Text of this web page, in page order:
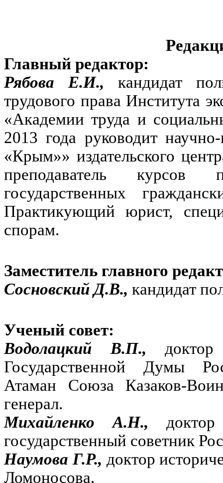
Главный редактор:
Рябова Е.И., кандидат
трудового права Института
«Академии труда и
2013 года руководит
«Крым»» издательского
преподаватель курсов
государственных
Практикующий юрист,
спорам.
Заместитель главного
Сосновский Д.В., кандидат
Ученый совет:
Водолацкий В.П.,
Государственной Думы
Атаман Союза Казаков-
генерал.
Михайленко А.Н.,
государственный советник
Наумова Г.Р., доктор
Ломоносова.